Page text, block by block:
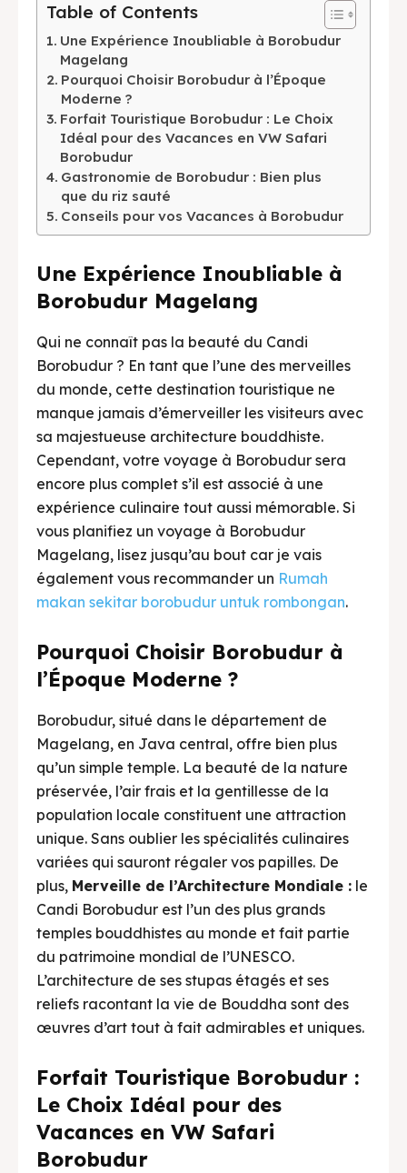
Playground Anak
Katering Magelang
Nasi Box
Recherche
Playground Anak
Katering Magelang
Nasi Box
Recherche
BAHASA / LANGUAGE
English 中文 Indonesia
Français Deutsch
日本語 한국어 العربية
Table of Contents
Une Expérience Inoubliable à Borobudur
Magelang
Pourquoi Choisir Borobudur à l’Époque
Moderne ?
Forfait Touristique Borobudur : Le Choix
Idéal pour des Vacances en VW Safari
Borobudur
Gastronomie de Borobudur : Bien plus
que du riz sauté
Conseils pour vos Vacances à Borobudur
Une Expérience Inoubliable à
Borobudur Magelang
Qui ne connaît pas la beauté du Candi
Borobudur ? En tant que l’une des merveilles
du monde, cette destination touristique ne
manque jamais d’émerveiller les visiteurs avec
sa majestueuse architecture bouddhiste.
Cependant, votre voyage à Borobudur sera
encore plus complet s’il est associé à une
expérience culinaire tout aussi mémorable. Si
vous planifiez un voyage à Borobudur
Magelang, lisez jusqu’au bout car je vais
également vous recommander un Rumah
makan sekitar borobudur untuk rombongan.
Pourquoi Choisir Borobudur à
l’Époque Moderne ?
Borobudur, situé dans le département de
Magelang, en Java central, offre bien plus
qu’un simple temple. La beauté de la nature
préservée, l’air frais et la gentillesse de la
population locale constituent une attraction
unique. Sans oublier les spécialités culinaires
variées qui sauront régaler vos papilles. De
plus, Merveille de l’Architecture Mondiale : le
Candi Borobudur est l’un des plus grands
temples bouddhistes au monde et fait partie
du patrimoine mondial de l’UNESCO.
L’architecture de ses stupas étagés et ses
reliefs racontant la vie de Bouddha sont des
œuvres d’art tout à fait admirables et uniques.
Forfait Touristique Borobudur :
Le Choix Idéal pour des
Vacances en VW Safari
Borobudur